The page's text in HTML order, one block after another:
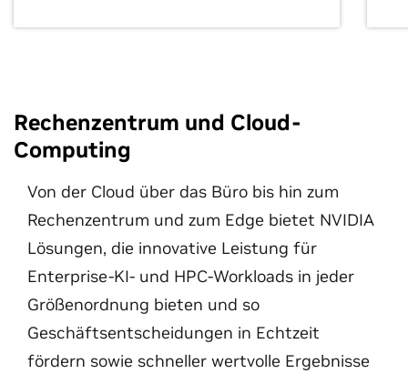
Rechenzentrum und Cloud-
Computing
Von der Cloud über das Büro bis hin zum
Rechenzentrum und zum Edge bietet NVIDIA
Lösungen, die innovative Leistung für
Enterprise-KI- und HPC-Workloads in jeder
Größenordnung bieten und so
Geschäftsentscheidungen in Echtzeit
fördern sowie schneller wertvolle Ergebnisse